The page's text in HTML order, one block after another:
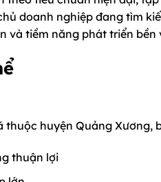
doanh nghiệp đang tìm
và tiềm năng phát triển bền
huyện Quảng Xương,
thuận lợi